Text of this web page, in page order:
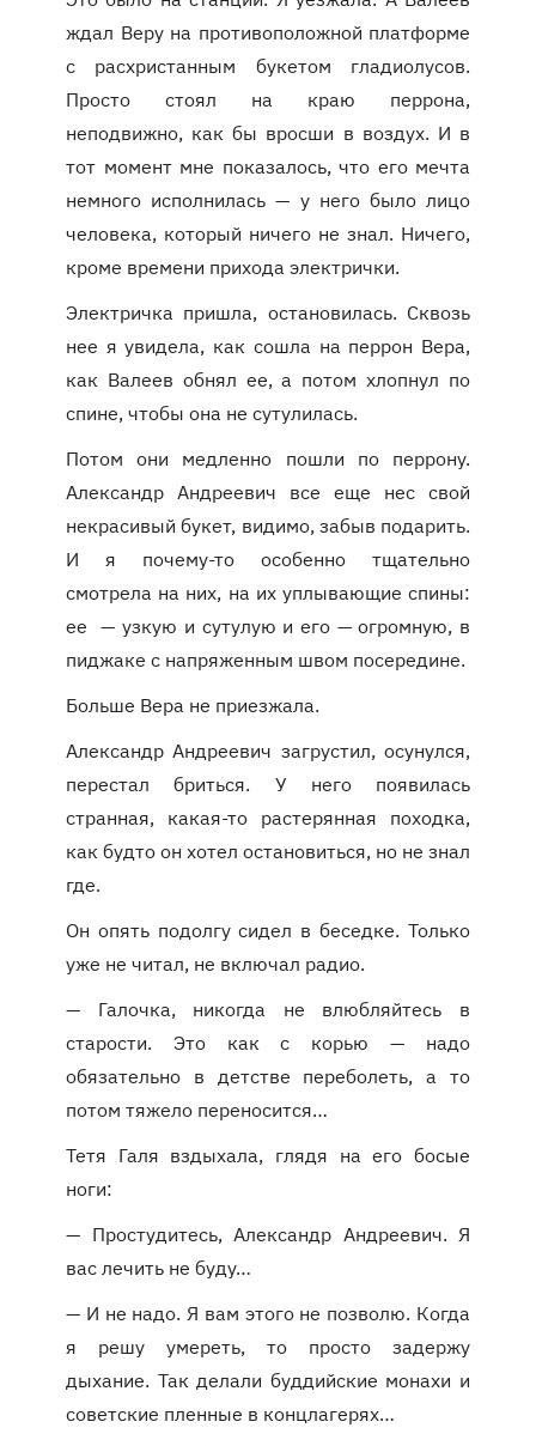
ждал Веру на противоположной платформе
с расхристанным букетом гладиолусов.
Просто стоял на краю перрона,
неподвижно, как бы вросши в воздух. И в
тот момент мне показалось, что его мечта
немного исполнилась — у него было лицо
человека, который ничего не знал. Ничего,
кроме времени прихода электрички.
Электричка пришла, остановилась. Сквозь
нее я увидела, как сошла на перрон Вера,
как Валеев обнял ее, а потом хлопнул по
спине, чтобы она не сутулилась.
Потом они медленно пошли по перрону.
Александр Андреевич все еще нес свой
некрасивый букет, видимо, забыв подарить.
И я почему-то особенно тщательно
смотрела на них, на их уплывающие спины:
ее — узкую и сутулую и его — огромную, в
пиджаке с напряженным швом посередине.
Больше Вера не приезжала.
Александр Андреевич загрустил, осунулся,
перестал бриться. У него появилась
странная, какая-то растерянная походка,
как будто он хотел остановиться, но не знал
где.
Он опять подолгу сидел в беседке. Только
уже не читал, не включал радио.
— Галочка, никогда не влюбляйтесь в
старости. Это как с корью — надо
обязательно в детстве переболеть, а то
потом тяжело переносится…
Тетя Галя вздыхала, глядя на его босые
ноги:
— Простудитесь, Александр Андреевич. Я
вас лечить не буду…
— И не надо. Я вам этого не позволю. Когда
я решу умереть, то просто задержу
дыхание. Так делали буддийские монахи и
советские пленные в концлагерях…